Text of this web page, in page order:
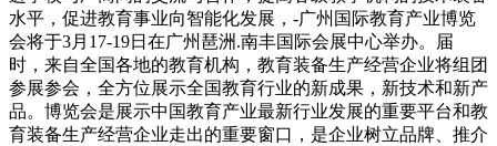
水平，促进教育事业向智能化发展，-广州国际教育产业博览
会将于3月17-19日在广州琶洲.南丰国际会展中心举办。届
时，来自全国各地的教育机构，教育装备生产经营企业将组团
参展参会，全方位展示全国教育行业的新成果，新技术和新产
品。博览会是展示中国教育产业最新行业发展的重要平台和教
育装备生产经营企业走出的重要窗口，是企业树立品牌、推介